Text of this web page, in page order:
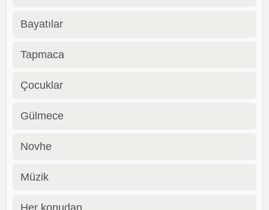
Bayatılar
Tapmaca
Çocuklar
Gülmece
Novhe
Müzik
Her konudan